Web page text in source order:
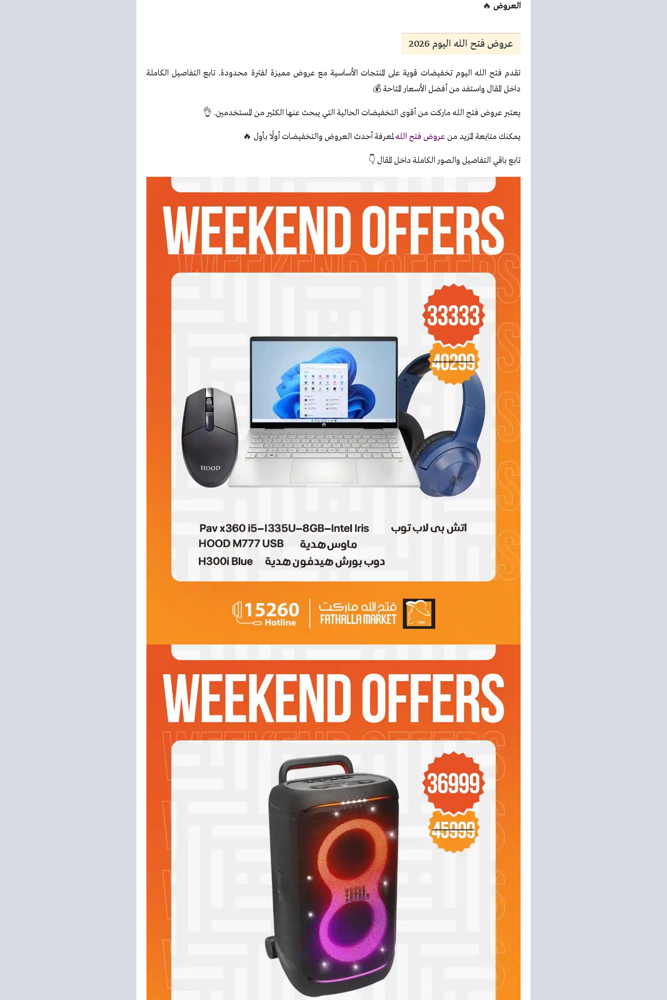
العروض 🔥
عروض فتح الله اليوم 2026
تقدم فتح الله اليوم تخفيضات قوية على المنتجات الأساسية مع عروض مميزة لفترة محدودة. تابع التفاصيل الكاملة
داخل المقال واستفد من أفضل الأسعار المتاحة 💰
يعتبر عروض فتح الله ماركت من أقوى التخفيضات الحالية التي يبحث عنها الكثير من المستخدمين. 👌
يمكنك متابعة المزيد منعروض فتح اللهلمعرفة أحدث العروض والتخفيضات أولًا بأول 🔥
تابع باقي التفاصيل والصور الكاملة داخل المقال 👇